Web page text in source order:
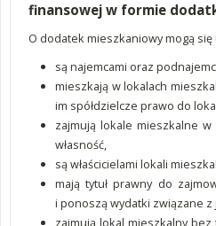
finansowej w formie
O dodatek mieszkaniowy mogą
są najemcami oraz
mieszkają w lokalach
im spółdzielcze prawo do
zajmują lokale mieszkalne
własność,
są właścicielami lokali
mają tytuł prawny do
i ponoszą wydatki związane
zajmują lokal mieszkalny